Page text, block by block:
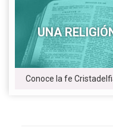
UNA
Conoce la fe